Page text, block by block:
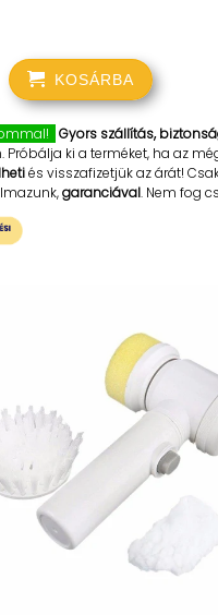
KOSÁRBA
Gyors szállítás,
Próbálja ki a terméket, ha az
és visszafizetjük az árát!
garanciával. Nem fog